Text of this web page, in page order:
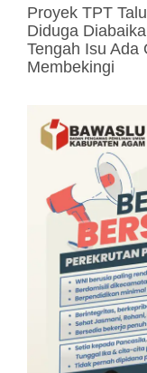
Proyek TPT
Diduga
Tengah Isu Ada
Membekingi